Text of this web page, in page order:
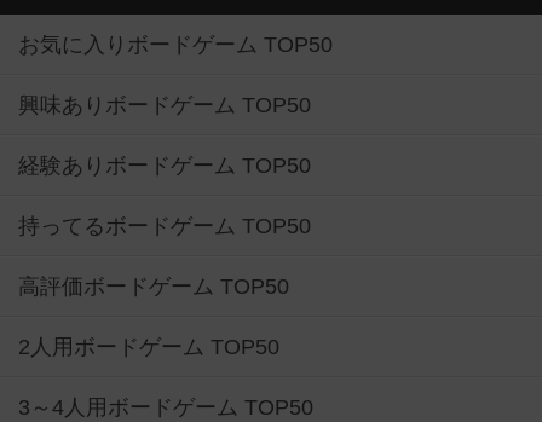
お気に入りボードゲーム TOP50
興味ありボードゲーム TOP50
経験ありボードゲーム TOP50
持ってるボードゲーム TOP50
高評価ボードゲーム TOP50
2人用ボードゲーム TOP50
3～4人用ボードゲーム TOP50